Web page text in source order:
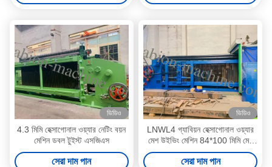
ভিডিও
4.3 মিমি হেক্সাগোনাল ওয়্যার নেটিং বয়ন
মেশিন ডবল টুইস্ট এসজিএস
সেরা দাম পান
ভিডিও
LNWL4 গ্যাবিয়ন হেক্সাগোনাল ওয়্যার
মেশ উইভিং মেশিন 84*100 মিমি মেশ
রকফল সুরক্ষার জন্য
সেরা দাম পান